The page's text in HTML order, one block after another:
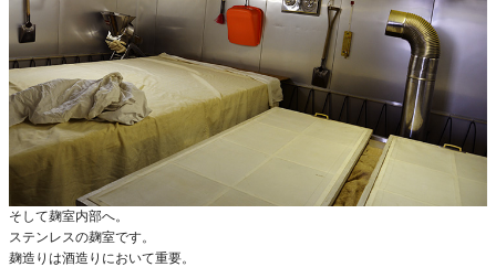
そして麹室内部へ。
ステンレスの麹室です。
麹造りは酒造りにおいて重要。